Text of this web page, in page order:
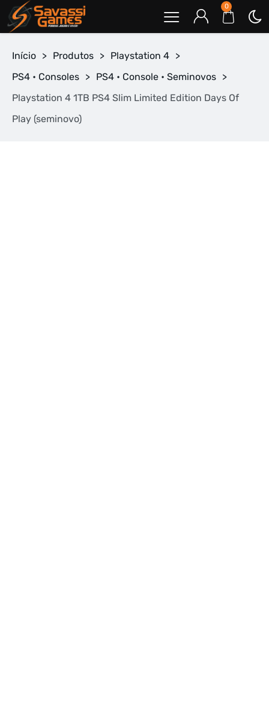
0
Início > Produtos > Playstation 4 >
PS4 • Consoles > PS4 • Console • Seminovos >
Playstation 4 1TB PS4 Slim Limited Edition Days Of
Play (seminovo)